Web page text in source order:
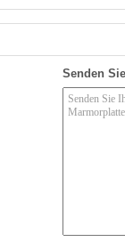
Senden